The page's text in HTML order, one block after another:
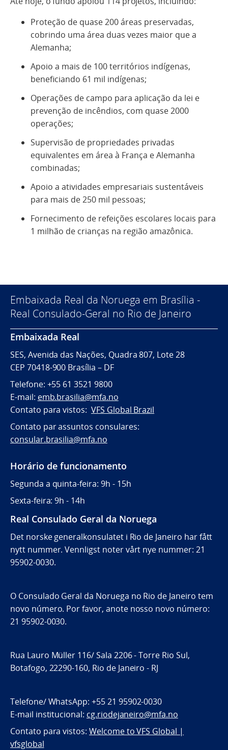
Proteção de quase 200 áreas preservadas,
cobrindo uma área duas vezes maior que a
Alemanha;
Apoio a mais de 100 territórios indígenas,
beneficiando 61 mil indígenas;
Operações de campo para aplicação da lei e
prevenção de incêndios, com quase 2000
operações;
Supervisão de propriedades privadas
equivalentes em área à França e Alemanha
combinadas;
Apoio a atividades empresariais sustentáveis
para mais de 250 mil pessoas;
Fornecimento de refeições escolares locais para
1 milhão de crianças na região amazônica.
Embaixada Real da Noruega em Brasília -
Real Consulado-Geral no Rio de Janeiro
Embaixada Real
SES, Avenida das Nações, Quadra 807, Lote 28
CEP 70418-900 Brasília – DF
Telefone: +55 61 3521 9800
E-mail: emb.brasilia@mfa.no
Contato para vistos: VFS Global Brazil
Contato par assuntos consulares:
consular.brasilia@mfa.no
Horário de funcionamento
Segunda a quinta-feira: 9h - 15h
Sexta-feira: 9h - 14h
Real Consulado Geral da Noruega
Det norske generalkonsulatet i Rio de Janeiro har fått
nytt nummer. Vennligst noter vårt nye nummer: 21
95902-0030.
O Consulado Geral da Noruega no Rio de Janeiro tem
novo número. Por favor, anote nosso novo número:
21 95902-0030.
Rua Lauro Müller 116/ Sala 2206 - Torre Rio Sul,
Botafogo, 22290-160, Rio de Janeiro - RJ
Telefone/ WhatsApp: +55 21 95902-0030
E-mail institucional: cg.riodejaneiro@mfa.no
Contato para vistos: Welcome to VFS Global |
vfsglobal